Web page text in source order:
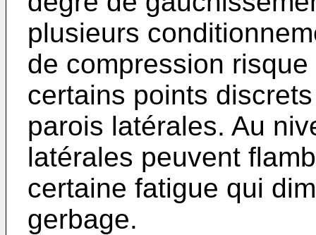
plusieurs
de compression
certains points
parois latérales. Au
latérales peuvent
certaine fatigue qui
gerbage.